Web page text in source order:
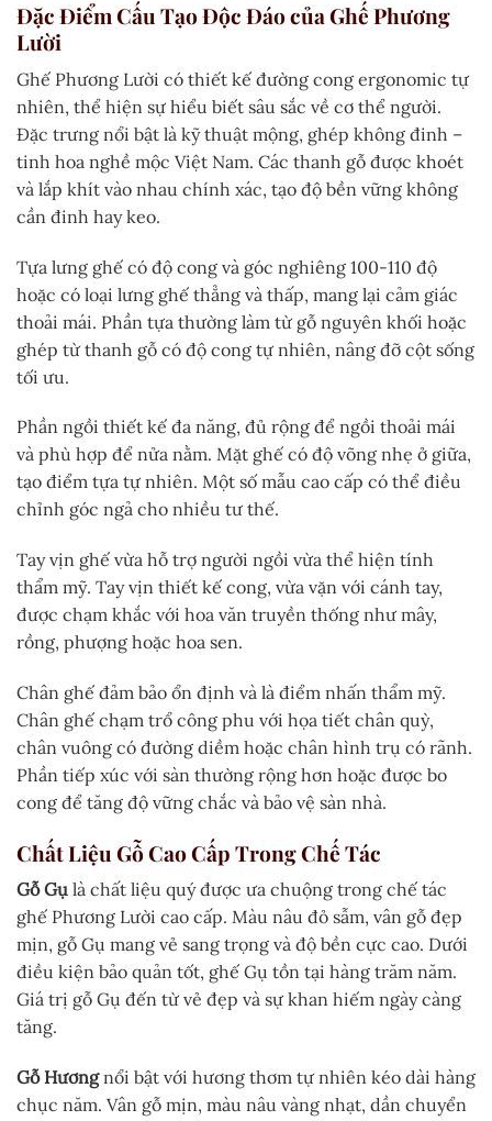
Đặc Điểm Cấu Tạo Độc Đáo của Ghế Phương
Lười
Ghế Phương Lười có thiết kế đường cong ergonomic tự
nhiên, thể hiện sự hiểu biết sâu sắc về cơ thể người.
Đặc trưng nổi bật là kỹ thuật mộng, ghép không đinh –
tinh hoa nghề mộc Việt Nam. Các thanh gỗ được khoét
và lắp khít vào nhau chính xác, tạo độ bền vững không
cần đinh hay keo.
Tựa lưng ghế có độ cong và góc nghiêng 100-110 độ
hoặc có loại lưng ghế thẳng và thấp, mang lại cảm giác
thoải mái. Phần tựa thường làm từ gỗ nguyên khối hoặc
ghép từ thanh gỗ có độ cong tự nhiên, nâng đỡ cột sống
tối ưu.
Phần ngồi thiết kế đa năng, đủ rộng để ngồi thoải mái
và phù hợp để nửa nằm. Mặt ghế có độ võng nhẹ ở giữa,
tạo điểm tựa tự nhiên. Một số mẫu cao cấp có thể điều
chỉnh góc ngả cho nhiều tư thế.
Tay vịn ghế vừa hỗ trợ người ngồi vừa thể hiện tính
thẩm mỹ. Tay vịn thiết kế cong, vừa vặn với cánh tay,
được chạm khắc với hoa văn truyền thống như mây,
rồng, phượng hoặc hoa sen.
Chân ghế đảm bảo ổn định và là điểm nhấn thẩm mỹ.
Chân ghế chạm trổ công phu với họa tiết chân quỳ,
chân vuông có đường diềm hoặc chân hình trụ có rãnh.
Phần tiếp xúc với sàn thường rộng hơn hoặc được bo
cong để tăng độ vững chắc và bảo vệ sàn nhà.
Chất Liệu Gỗ Cao Cấp Trong Chế Tác
Gỗ Gụ là chất liệu quý được ưa chuộng trong chế tác
ghế Phương Lười cao cấp. Màu nâu đỏ sẫm, vân gỗ đẹp
mịn, gỗ Gụ mang vẻ sang trọng và độ bền cực cao. Dưới
điều kiện bảo quản tốt, ghế Gụ tồn tại hàng trăm năm.
Giá trị gỗ Gụ đến từ vẻ đẹp và sự khan hiếm ngày càng
tăng.
Gỗ Hươngnổi bật với hương thơm tự nhiên kéo dài hàng
chục năm. Vân gỗ mịn, màu nâu vàng nhạt, dần chuyển